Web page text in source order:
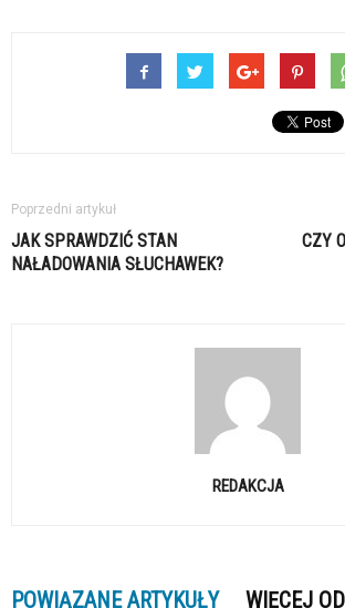
Poprzedni artykuł
JAK SPRAWDZIĆ STAN
NAŁADOWANIA SŁUCHAWEK?
CZY
REDAKCJA
POWIĄZANE ARTYKUŁY WIĘCEJ